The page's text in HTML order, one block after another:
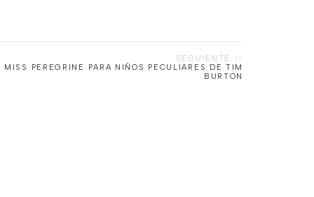
PEREGRINE PARA NIÑOS PECULIARES DE TIM
BURTON